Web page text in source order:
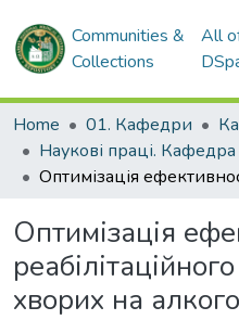
Communities &
Collections
All
Home 01. Кафедри
Оптимізація
хворих на